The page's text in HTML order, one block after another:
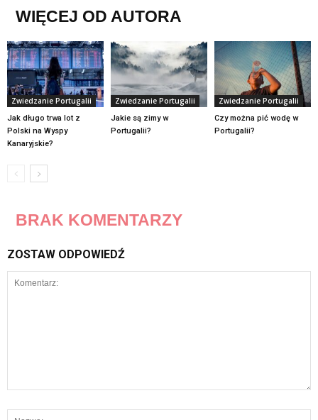
WIĘCEJ OD AUTORA
Zwiedzanie Portugalii
Jak długo trwa lot z
Polski na Wyspy
Kanaryjskie?
Zwiedzanie Portugalii
Jakie są zimy w
Portugalii?
Zwiedzanie Portugalii
Czy można pić wodę w
Portugalii?
BRAK KOMENTARZY
ZOSTAW ODPOWIEDŹ